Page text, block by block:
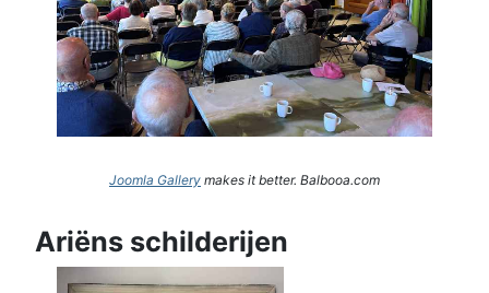
Joomla Gallery makes it better. Balbooa.com
Ariëns schilderijen